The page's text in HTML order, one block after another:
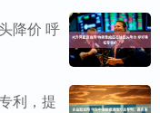
降价 呼
利，提